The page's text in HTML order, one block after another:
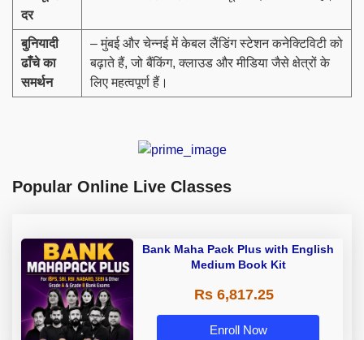
दर
बुनियादी
ढाँचे का
समर्थन
– मुंबई और चेन्नई में केबल लैंडिंग स्टेशन कनेक्टिविटी को
बढ़ाते हैं, जो बैंकिंग, क्लाउड और मीडिया जैसे क्षेत्रों के
लिए महत्वपूर्ण हैं।
Popular Online Live Classes
Bank Maha Pack Plus with English
Medium Book Kit
Rs 6,817.25
Enroll Now